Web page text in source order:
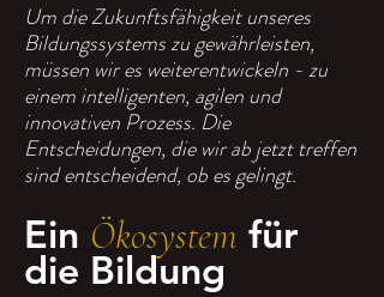
Um die Zukunftsfähigkeit unseres
Bildungssystems zu gewährleisten,
müssen wir es weiterentwickeln - zu
einem intelligenten, agilen und
innovativen Prozess. Die
Entscheidungen, die wir ab jetzt treffen
sind entscheidend, ob es gelingt.
Ein Ökosystem für
die Bildung